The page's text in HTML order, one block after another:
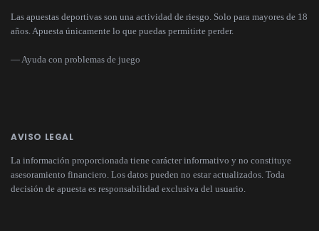
Las apuestas deportivas son una actividad de riesgo. Solo para mayores de 18
años. Apuesta únicamente lo que puedas permitirte perder.
— Ayuda con problemas de juego
AVISO LEGAL
La información proporcionada tiene carácter informativo y no constituye
asesoramiento financiero. Los datos pueden no estar actualizados. Toda
decisión de apuesta es responsabilidad exclusiva del usuario.